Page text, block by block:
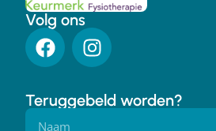
Volg ons
Teruggebeld worden?